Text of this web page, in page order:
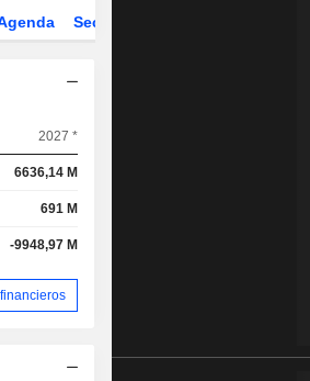
Sector
2027 *
6636,14 M
691 M
-9948,97 M